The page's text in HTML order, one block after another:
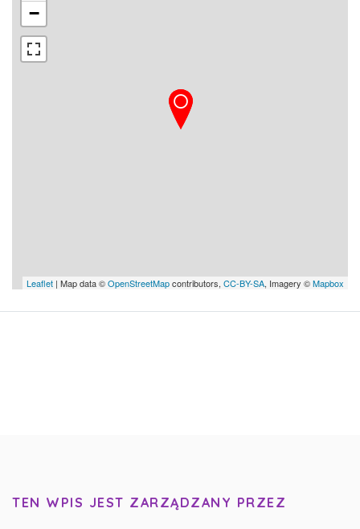
−
Leaflet | Map data ©OpenStreetMapcontributors, CC-BY-SA, Imagery ©Mapbox
TEN WPIS JEST ZARZĄDZANY PRZEZ